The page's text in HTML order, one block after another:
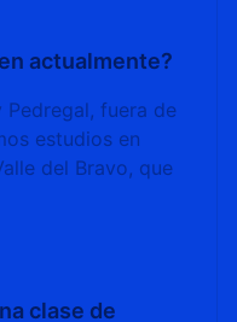
actualmente?
Pedregal, fuera de
estudios en
del Bravo, que
clase de